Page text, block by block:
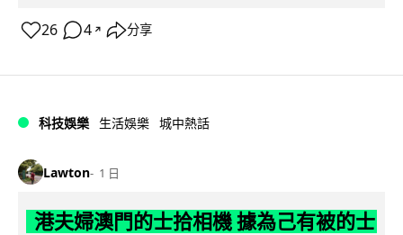
26 4 ↗ 分享
科技娛樂 生活娛樂 城中熱話
Lawton 1 日
港夫婦澳門的士拾相機 據為己有被的士